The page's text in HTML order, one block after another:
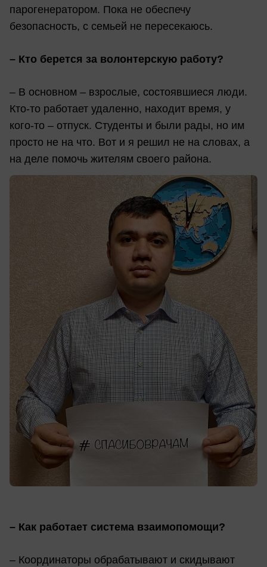
парогенератором. Пока не обеспечу
безопасность, с семьей не пересекаюсь.
– Кто берется за волонтерскую работу?
– В основном – взрослые, состоявшиеся люди.
Кто-то работает удаленно, находит время, у
кого-то – отпуск. Студенты и были рады, но им
просто не на что. Вот и я решил не на словах, а
на деле помочь жителям своего района.
– Как работает система взаимопомощи?
– Координаторы обрабатывают и скидывают